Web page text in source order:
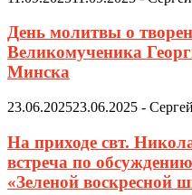
День молитвы о
Великомученика
Минска
23.06.202523.06.2025 -
На приходе свт.
встреча по
«Зеленой воскресной